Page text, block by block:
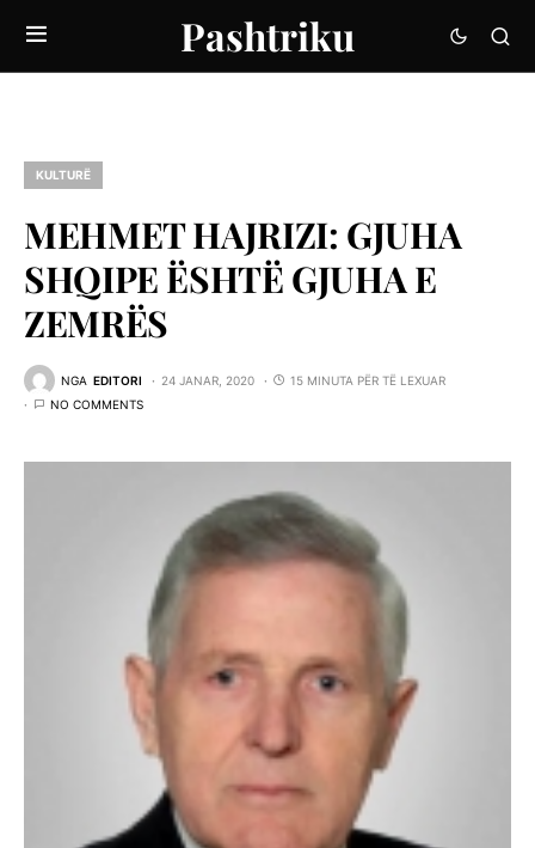
Pashtriku
KULTURË
MEHMET HAJRIZI: GJUHA
SHQIPE ËSHTË GJUHA E
ZEMRËS
NGA EDITORI 24 JANAR, 2020
15 MINUTA PËR TË LEXUAR
NO COMMENTS